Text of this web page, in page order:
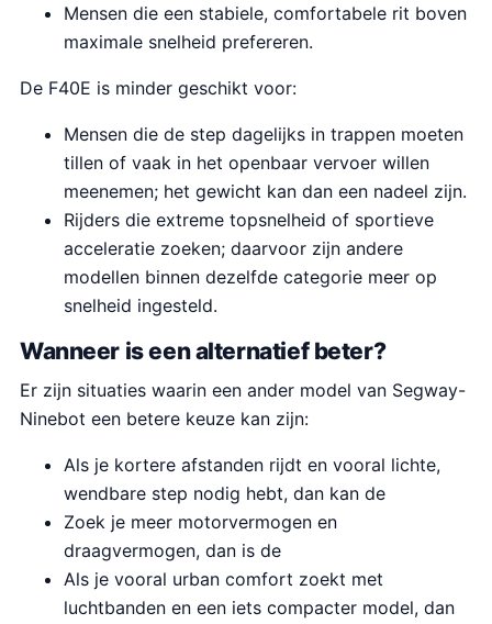
Mensen die een stabiele, comfortabele rit boven
maximale snelheid prefereren.
De F40E is minder geschikt voor:
Mensen die de step dagelijks in trappen moeten
tillen of vaak in het openbaar vervoer willen
meenemen; het gewicht kan dan een nadeel zijn.
Rijders die extreme topsnelheid of sportieve
acceleratie zoeken; daarvoor zijn andere
modellen binnen dezelfde categorie meer op
snelheid ingesteld.
Wanneer is een alternatief beter?
Er zijn situaties waarin een ander model van Segway-
Ninebot een betere keuze kan zijn:
Als je kortere afstanden rijdt en vooral lichte,
wendbare step nodig hebt, dan kan de
Zoek je meer motorvermogen en
draagvermogen, dan is de
Als je vooral urban comfort zoekt met
luchtbanden en een iets compacter model, dan